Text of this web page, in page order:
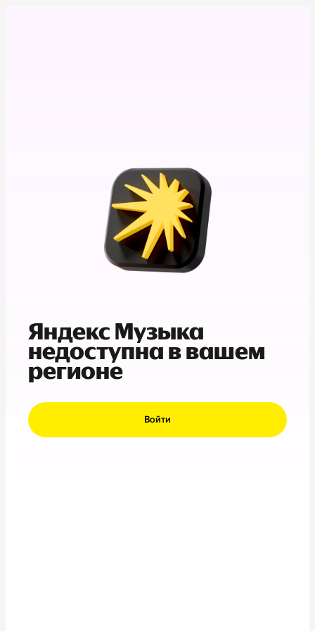
Яндекс Музыка
недоступна в вашем
регионе
Войти